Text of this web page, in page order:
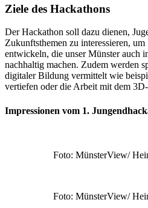
Ziele des Hackathons
Der Hackathon soll dazu dienen,
Zukunftsthemen zu interessieren,
entwickeln, die unser Münster auch
nachhaltig machen. Zudem werden
digitaler Bildung vermittelt wie
vertiefen oder die Arbeit mit dem
Impressionen vom 1.
Foto: MünsterView/
Foto: MünsterView/